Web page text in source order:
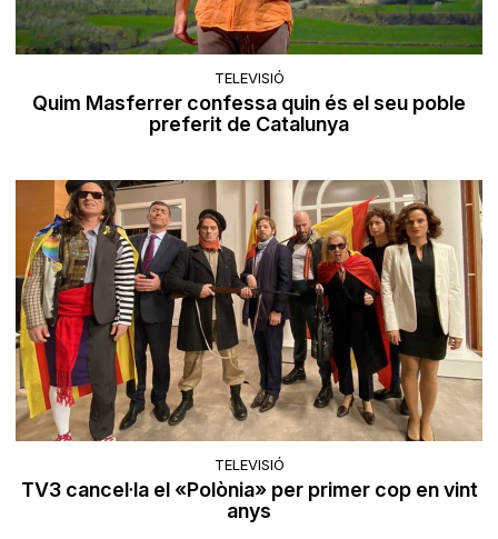
TELEVISIÓ
Quim Masferrer confessa quin és el seu poble
preferit de Catalunya
TELEVISIÓ
TV3 cancel·la el «Polònia» per primer cop en vint
anys